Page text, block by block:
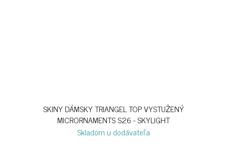
SKINY DÁMSKY TRIANGEL TOP VYSTUŽENÝ
MICRORNAMENTS S26 - SKYLIGHT
Skladom u dodávateľa